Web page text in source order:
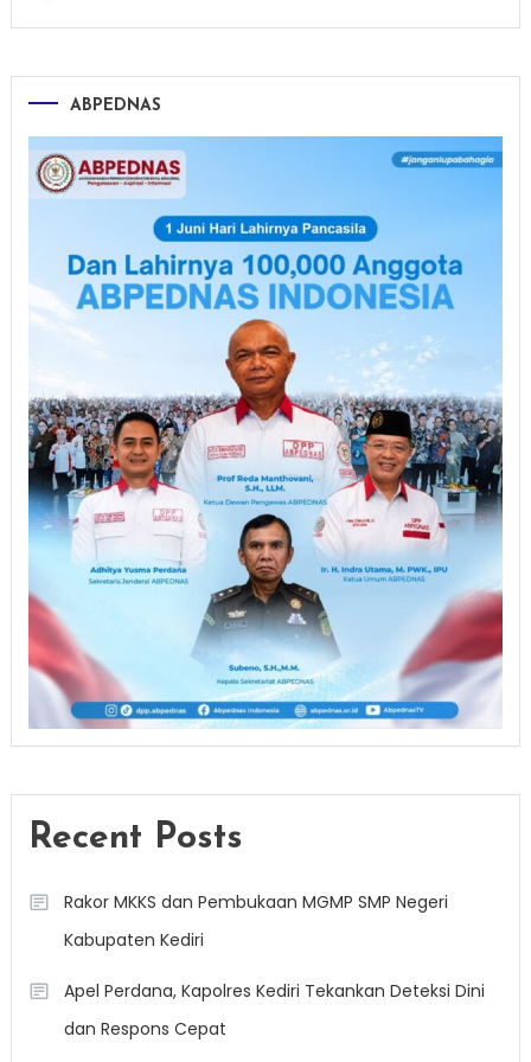
ABPEDNAS
Recent Posts
Rakor MKKS dan Pembukaan MGMP SMP Negeri
Kabupaten Kediri
Apel Perdana, Kapolres Kediri Tekankan Deteksi Dini
dan Respons Cepat